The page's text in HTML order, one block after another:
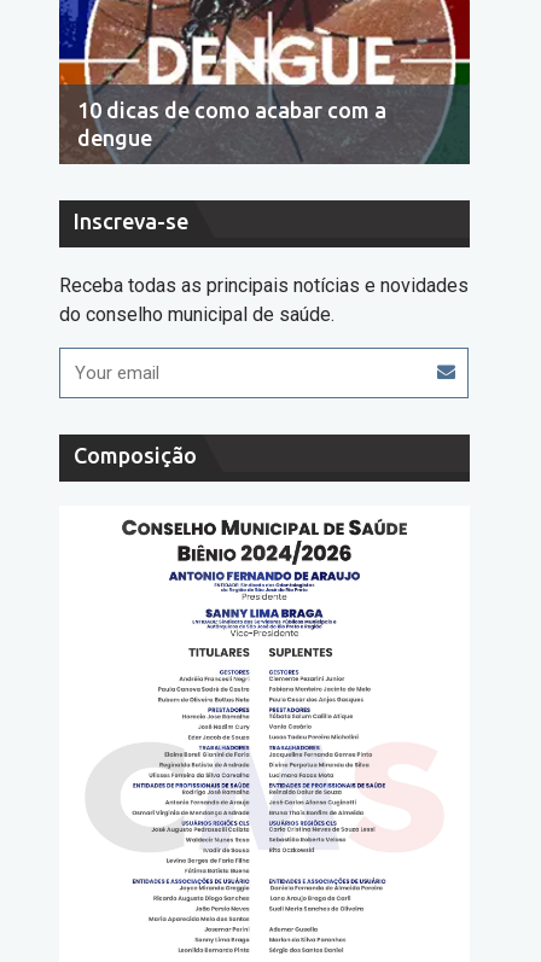
10 dicas de como acabar com a
dengue
Inscreva-se
Receba todas as principais notícias e novidades
do conselho municipal de saúde.
Composição